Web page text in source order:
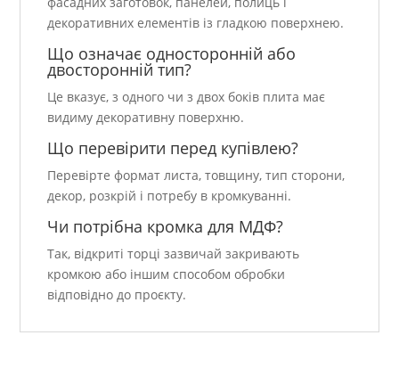
декоративних елементів із гладкою поверхнею.
Що означає односторонній або
двосторонній тип?
Це вказує, з одного чи з двох боків плита має
видиму декоративну поверхню.
Що перевірити перед купівлею?
Перевірте формат листа, товщину, тип сторони,
декор, розкрій і потребу в кромкуванні.
Чи потрібна кромка для МДФ?
Так, відкриті торці зазвичай закривають
кромкою або іншим способом обробки
відповідно до проєкту.